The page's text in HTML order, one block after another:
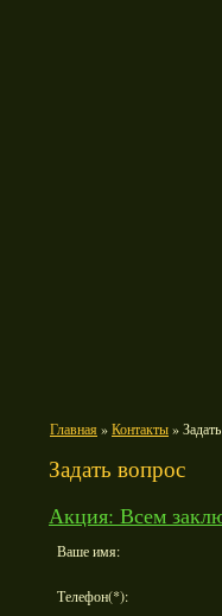
Главная»Контакты»
Задать вопрос
Акция: Всем
Ваше имя:
Телефон(*):